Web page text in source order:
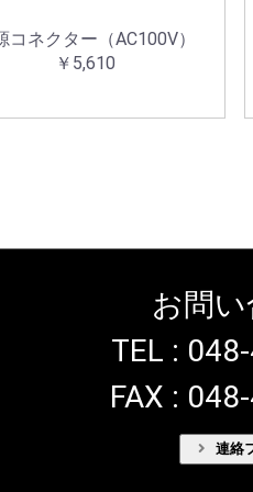
コネクター（AC100V）
￥5,610
お問
TEL :
FAX :
連絡